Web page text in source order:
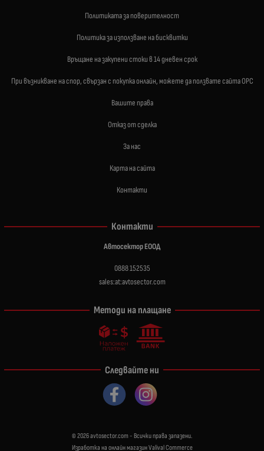
Политиката за поверителност
Политика за използване на бисквитки
Връщане на закупени стоки в 14 дневен срок
При възникване на спор, свързан с покупка онлайн, можете да ползвате сайта ОРС
Вашите права
Отказ от сделка
За нас
Карта на сайта
Контакти
Контакти
Автосектор ЕООД
0888 152535
sales:at:avtosector.com
Методи на плащане
Следвайте ни
© 2026avtosector.com - Всички права запазени.
Изработка на онлайн магазинValival Commerce